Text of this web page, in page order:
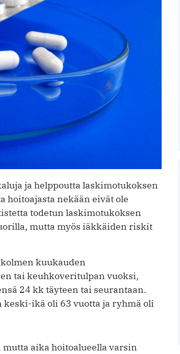
ja helppoutta laskimotukoksen
hoito­ajasta nekään eivät ole
todetun laskimotukoksen
mutta myös iäkkäiden riskit
kuukauden
tai keuhkoveritulpan vuoksi,
24 kk täyteen tai seurantaan.
ikä oli 63 vuotta ja ryhmä oli
aika hoitoalueella varsin